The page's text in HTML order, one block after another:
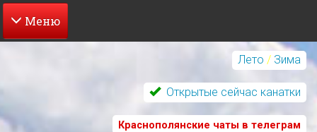
Перейти
содержанию
Лето / Зима
Открытые сейчас канатки
Краснополянские чаты в телеграм